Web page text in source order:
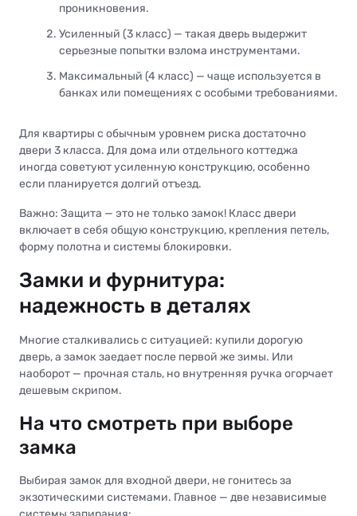
проникновения.
Усиленный (3 класс) — такая дверь выдержит
серьезные попытки взлома инструментами.
Максимальный (4 класс) — чаще используется в
банках или помещениях с особыми требованиями.
Для квартиры с обычным уровнем риска достаточно
двери 3 класса. Для дома или отдельного коттеджа
иногда советуют усиленную конструкцию, особенно
если планируется долгий отъезд.
Важно: Защита — это не только замок! Класс двери
включает в себя общую конструкцию, крепления петель,
форму полотна и системы блокировки.
Замки и фурнитура:
надежность в деталях
Многие сталкивались с ситуацией: купили дорогую
дверь, а замок заедает после первой же зимы. Или
наоборот — прочная сталь, но внутренняя ручка огорчает
дешевым скрипом.
На что смотреть при выборе
замка
Выбирая замок для входной двери, не гонитесь за
экзотическими системами. Главное — две независимые